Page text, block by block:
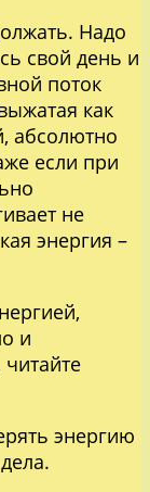
Надо
свой день и
поток
как
абсолютно
если при
не
энергия –
и
энергию